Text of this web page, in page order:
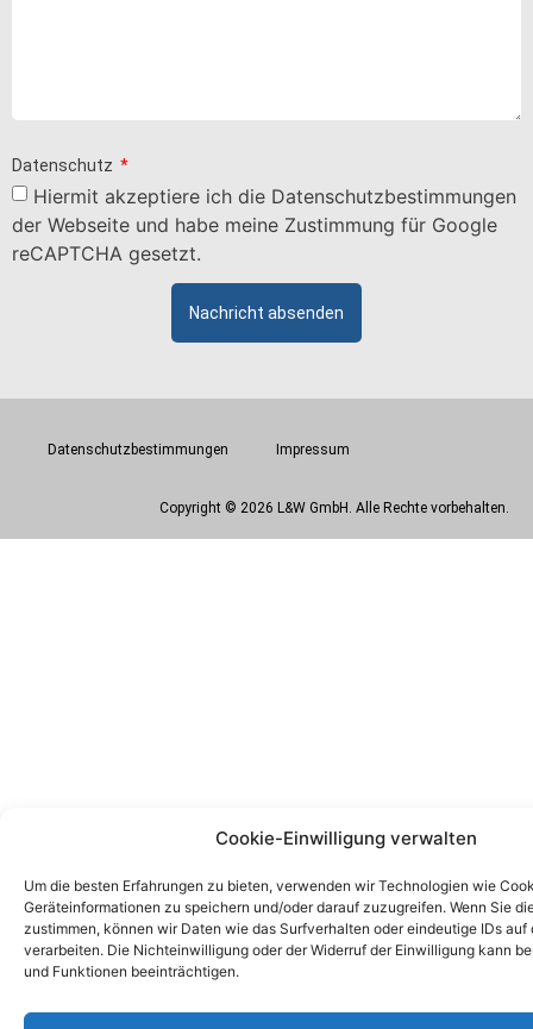
Cookie-Einwilligung verwalten
Um die besten Erfahrungen zu bieten, verwenden wir Technologien wie
Geräteinformationen zu speichern und/oder darauf zuzugreifen. Wenn Sie
zustimmen, können wir Daten wie das Surfverhalten oder eindeutige IDs auf
verarbeiten. Die Nichteinwilligung oder der Widerruf der Einwilligung kann
und Funktionen beeinträchtigen.
Datenschutz
Hiermit akzeptiere ich die Datenschutzbestimmungen
der Webseite und habe meine Zustimmung für Google
reCAPTCHA gesetzt.
Nachricht absenden
Datenschutzbestimmungen Impressum
Copyright © 2026 L&W GmbH. Alle Rechte vorbehalten.